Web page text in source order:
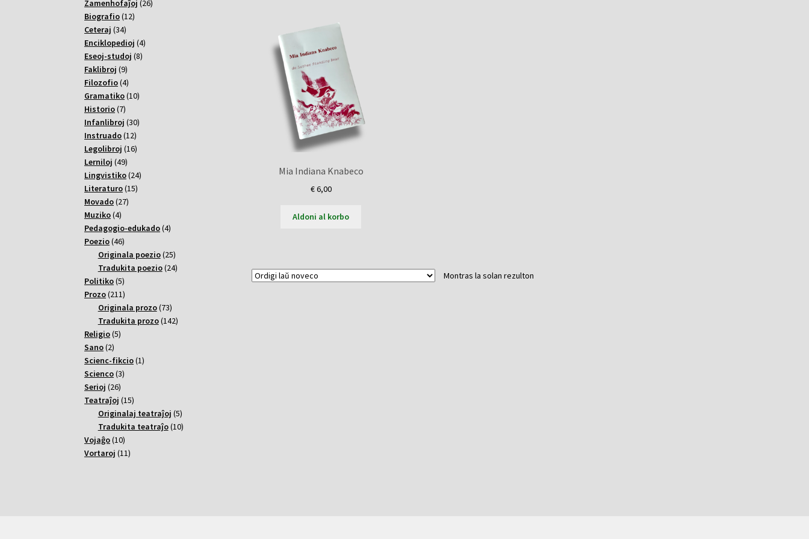
Mia Indiana Knabeco
€6,00
Aldoni al korbo
Montras la solan rezulton
Zamenhofaĵoj 2626
Biografio 1212
Ceteraj 3434
varoj
Enciklopedioj 44
Eseoj-studoj 88
Faklibroj 99
varoj
Filozofio 44
varoj
Gramatiko 1010
Historio 77
varoj
Infanlibroj 3030
Instruado 1212
varoj
Legolibroj 1616
Lerniloj 4949
varoj
Lingvistiko 2424
Literaturo 1515
Movado 2727
Muziko 44
varoj
Pedagogio-edukado 44
Poezio 4646
varoj
Originala poezio 2525
varoj
Tradukita poezio 2424
Politiko 55
varoj
Prozo 211211
varoj
Originala prozo 7373
varoj
Tradukita prozo 142142
Religio 55
Sano 22
varoj
Scienc-fikcio 11
Scienco 33
Serioj 2626
varoj
Teatraĵoj 1515
varoj
Originalaj teatraĵoj 55
varoj
Tradukita teatraĵo 1010
Vojaĝo 1010
varoj
Vortaroj 1111